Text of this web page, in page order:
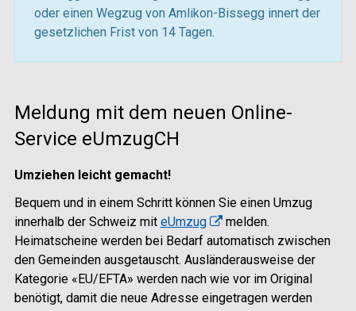
oder einen Wegzug von Amlikon-Bissegg innert der
gesetzlichen Frist von 14 Tagen.
Meldung mit dem neuen Online-
Service eUmzugCH
Umziehen leicht gemacht!
Bequem und in einem Schritt können Sie einen Umzug
innerhalb der Schweiz mit eUmzug
melden.
Heimatscheine werden bei Bedarf automatisch zwischen
den Gemeinden ausgetauscht. Ausländerausweise der
Kategorie «EU/EFTA» werden nach wie vor im Original
benötigt, damit die neue Adresse eingetragen werden